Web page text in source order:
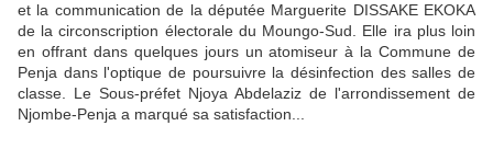
et la communication de la députée Marguerite DISSAKE EKOKA
de la circonscription électorale du Moungo-Sud. Elle ira plus loin
en offrant dans quelques jours un atomiseur à la Commune de
Penja dans l'optique de poursuivre la désinfection des salles de
classe. Le Sous-préfet Njoya Abdelaziz de l'arrondissement de
Njombe-Penja a marqué sa satisfaction...